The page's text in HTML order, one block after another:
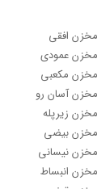
مخزن افقی
مخزن عمودی
مخزن مکعبی
مخزن آسان رو
مخزن زیرپله
مخزن بیضی
مخزن نیسانی
مخزن انبساط